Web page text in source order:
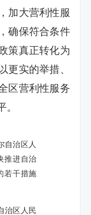
加大营利性服
确保符合条件
策真正转化为
更实的举措、
区营利性服务
自治区人
推进自治
若干措施
治区人民